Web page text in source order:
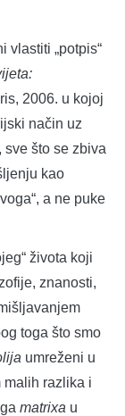
vlastiti „potpis“
2006. u kojoj
način uz
sve što se zbiva
kao
a ne puke
života koji
znanosti,
toga što smo
umreženi u
malih razlika i
matrixa u